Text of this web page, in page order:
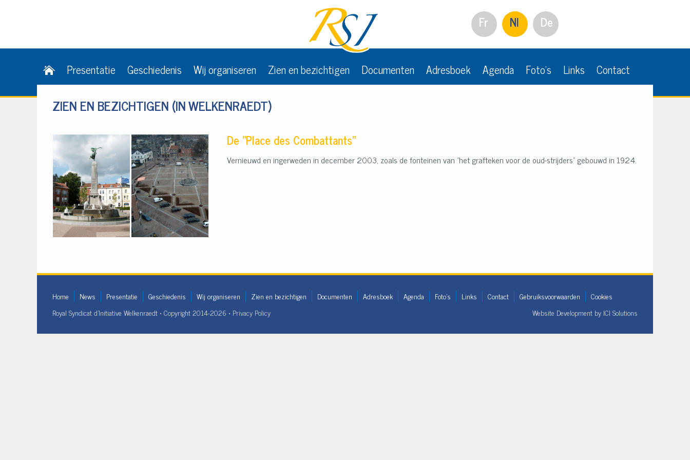
Fr Nl De
Presentatie Geschiedenis Wij organiseren Zien en bezichtigen Documenten Adresboek Agenda Foto's Links Contact
ZIEN EN BEZICHTIGEN (IN WELKENRAEDT)
De "Place des Combattants"
Vernieuwd en ingerweden in december 2003, zoals de fonteinen van "het grafteken voor de oud-strijders" gebouwd in 1924.
Home News Presentatie Geschiedenis Wij organiseren Zien en bezichtigen Documenten Adresboek Agenda Foto's Links Contact Gebruiksvoorwaarden
Cookies
Royal Syndicat d'Initiative Welkenraedt • Copyright 2014-2026 • Privacy Policy Website Development by ICI Solutions